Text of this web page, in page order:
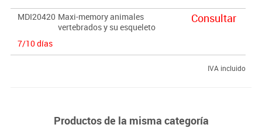
MDI20420 Maxi-memory animales
vertebrados y su esqueleto
7/10 días
Consultar
IVA incluido
Productos de la misma categoría